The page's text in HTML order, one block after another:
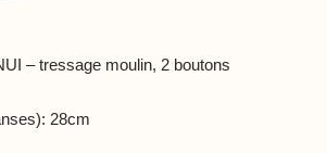
– tressage moulin, 2 boutons
28cm